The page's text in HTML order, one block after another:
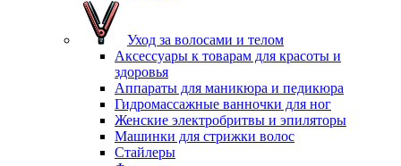
Уход за волосами и телом
Аксессуары к товарам для красоты и
здоровья
Аппараты для маникюра и педикюра
Гидромассажные ванночки для ног
Женские электробритвы и эпиляторы
Машинки для стрижки волос
Стайлеры